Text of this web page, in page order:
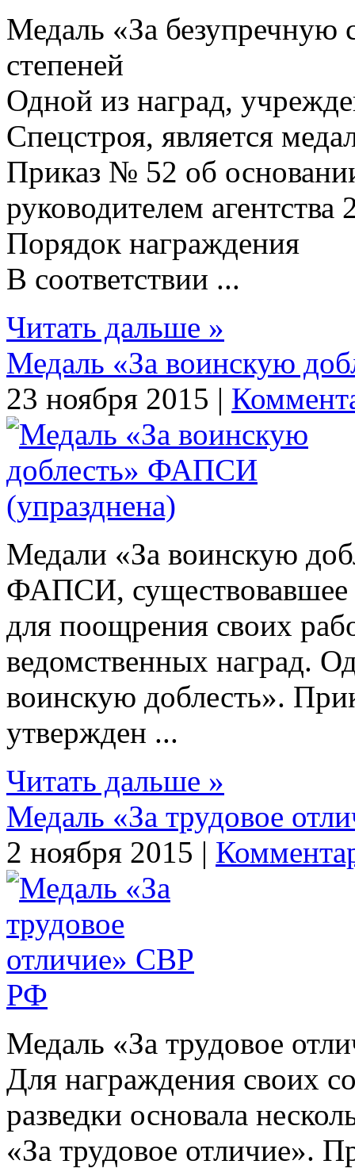
Медаль «За
степеней
Одной из наград,
Спецстроя, является
Приказ № 52 об
руководителем агентства
Порядок награждения
В соответствии ...
Читать дальше »
Медаль «За воинскую
23 ноября 2015 |
Медали «За воинскую
ФАПСИ, существовавшее
для поощрения своих
ведомственных наград.
воинскую доблесть».
утвержден ...
Читать дальше »
Медаль «За трудовое
2 ноября 2015 |
Медаль «За трудовое
Для награждения своих
разведки основала
«За трудовое отличие».